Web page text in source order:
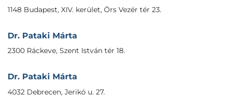
1148 Budapest, XIV. kerület, Örs Vezér tér 23.
Dr. Pataki Márta
2300 Ráckeve, Szent István tér 18.
Dr. Pataki Márta
4032 Debrecen, Jerikó u. 27.